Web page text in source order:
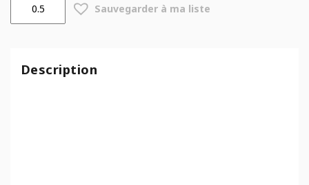
Conic
Sauvegarder à ma liste
Description